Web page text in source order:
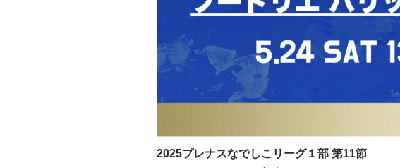
2025プレナスなでしこリーグ１部 第11節